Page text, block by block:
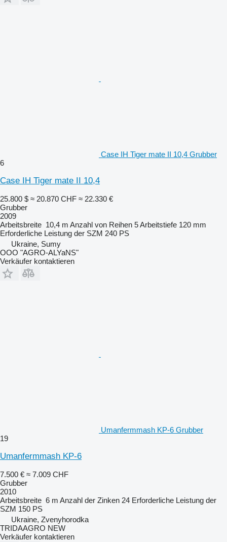
Case IH Tiger mate II 10,4 Grubber
6
Case IH Tiger mate II 10,4
25.800 $ ≈ 20.870 CHF ≈ 22.330 €
Grubber
2009
Arbeitsbreite 10,4 m Anzahl von Reihen 5Arbeitstiefe 120 mm
Erforderliche Leistung der SZM 240 PS
Ukraine, Sumy
OOO "AGRO-ALYaNS"
Verkäufer kontaktieren
Umanfermmash KP-6 Grubber
19
Umanfermmash KP-6
7.500 € ≈ 7.009 CHF
Grubber
2010
Arbeitsbreite 6 m Anzahl der Zinken 24 Erforderliche Leistung der
SZM 150 PS
Ukraine, Zvenyhorodka
TRIDAAGRO NEW
Verkäufer kontaktieren